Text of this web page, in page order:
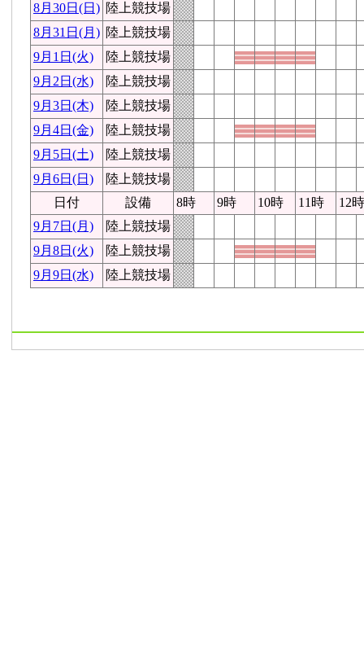
8月30日(日) 陸上競技場
8月31日(月) 陸上競技場
9月1日(火)
陸上競技場
9月2日(水)
陸上競技場
9月3日(木)
陸上競技場
9月4日(金)
陸上競技場
9月5日(土)
陸上競技場
9月6日(日)
陸上競技場
日付
設備 8時 9時 10時 11時
12時
9月7日(月)
陸上競技場
9月8日(火)
陸上競技場
9月9日(水)
陸上競技場